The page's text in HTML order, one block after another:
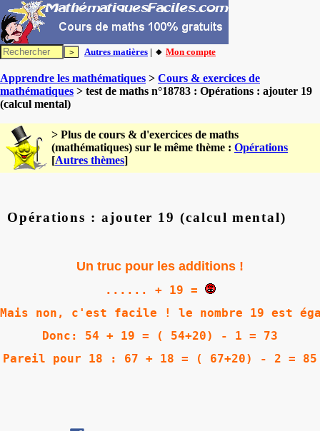
Autres matières | 🔸 Mon compte
Apprendre les mathématiques > Cours & exercices de
mathématiques > test de maths n°18783 : Opérations : ajouter 19
(calcul mental)
> Plus de cours & d'exercices de maths
(mathématiques) sur le même thème : Opérations
[Autres thèmes]
Opérations : ajouter 19 (calcul mental)
Un truc pour les additions !
...... + 19 =
Mais non, c'est facile ! le nombre 19 est
Donc: 54 + 19 = ( 54+20) - 1 = 73
Pareil pour 18 : 67 + 18 = ( 67+20) - 2 = 85